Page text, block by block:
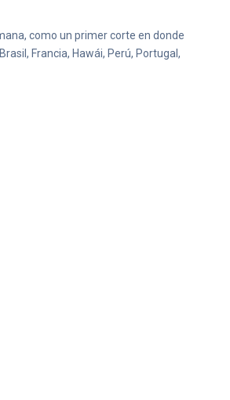
como un primer corte en donde
Francia, Hawái, Perú, Portugal,